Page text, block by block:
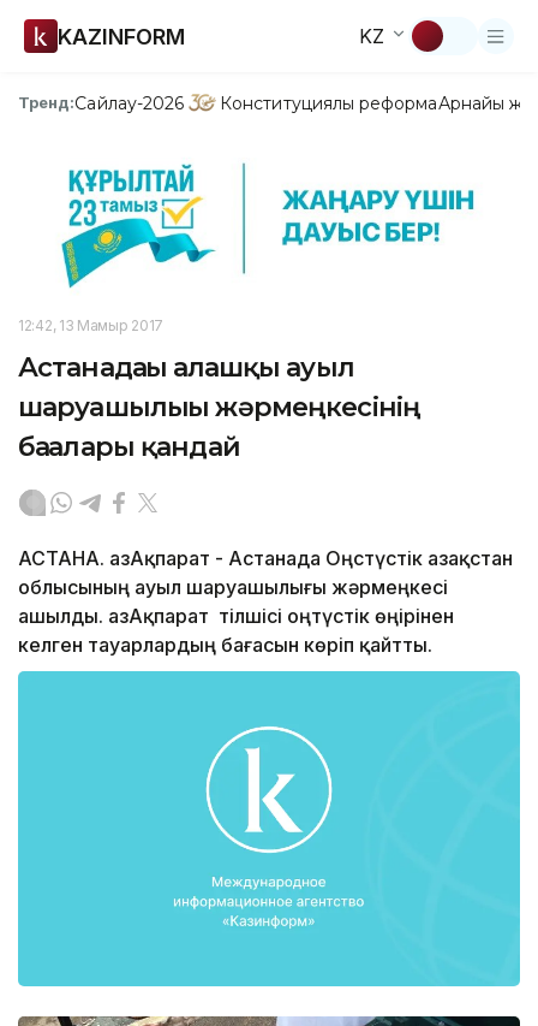
KAZINFORM KZ
Тренд:Сайлау-2026 Конституциялық реформаАрнайы
12:42, 13 Мамыр 2017
Астанадағы алғашқы ауыл
шаруашылығы жәрмеңкесінің
бағалары қандай
АСТАНА. ҚазАқпарат - Астанада Оңстүстік Қазақстан
облысының ауыл шаруашылығы жәрмеңкесі
ашылды. ҚазАқпарат тілшісі оңтүстік өңірінен
келген тауарлардың бағасын көріп қайтты.